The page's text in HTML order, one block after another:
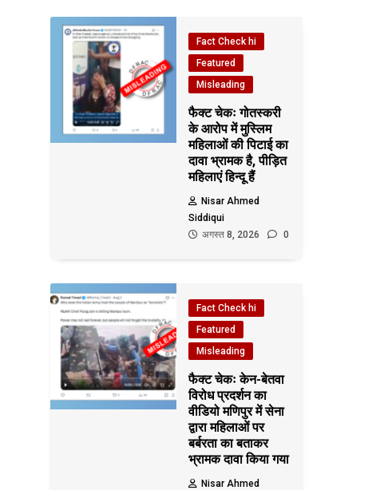
Fact Check hi
Featured
Misleading
फैक्ट चेकः गोतस्करी
के आरोप में मुस्लिम
महिलाओं की पिटाई का
दावा भ्रामक है, पीड़ित
महिलाएं हिन्दू हैं
Nisar Ahmed
Siddiqui
अगस्त 8, 2026
0
Fact Check hi
Featured
Misleading
फैक्ट चेकः केन-बेतवा
विरोध प्रदर्शन का
वीडियो मणिपुर में सेना
द्वारा महिलाओं पर
बर्बरता का बताकर
भ्रामक दावा किया गया
Nisar Ahmed